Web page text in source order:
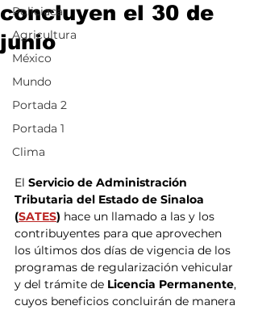
Policiaca
Agricultura
México
Mundo
Portada 2
Portada 1
Clima
concluyen el 30 de
junio
El Servicio de Administración
Tributaria del Estado de Sinaloa
(SATES) hace un llamado a las y los
contribuyentes para que aprovechen
los últimos dos días de vigencia de los
programas de regularización vehicular
y del trámite de Licencia Permanente,
cuyos beneficios concluirán de manera